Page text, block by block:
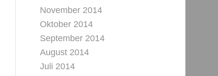
November 2014
Oktober 2014
September 2014
August 2014
Juli 2014